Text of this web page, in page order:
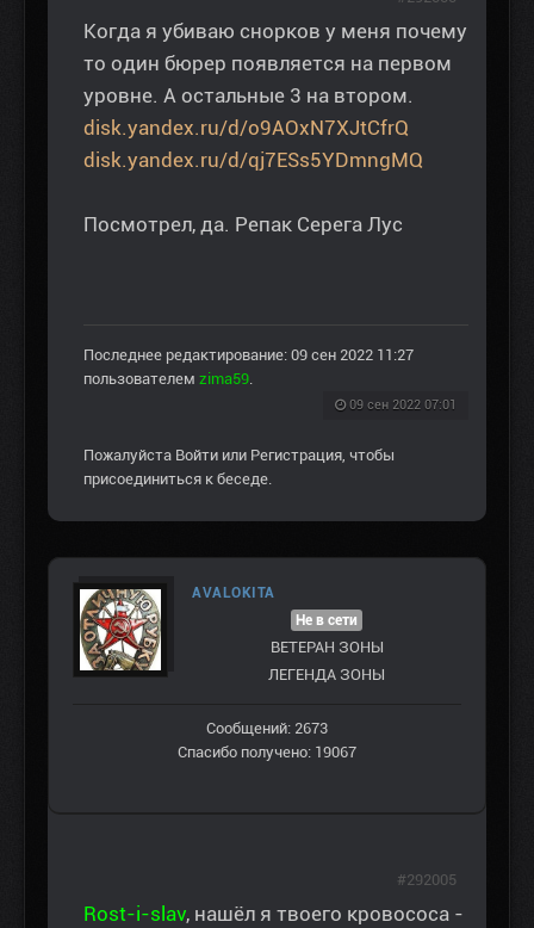
Когда я убиваю снорков у меня почему
то один бюрер появляется на первом
уровне. А остальные 3 на втором.
disk.yandex.ru/d/o9AOxN7XJtCfrQ
disk.yandex.ru/d/qj7ESs5YDmngMQ
Посмотрел, да. Репак Серега Лус
Последнее редактирование: 09 сен 2022 11:27
пользователем zima59.
09 сен 2022 07:01
Пожалуйста Войти или Регистрация, чтобы
присоединиться к беседе.
AVALOKITA
Не в сети
ВЕТЕРАН ЗOНЫ
ЛЕГЕНДА ЗОНЫ
Сообщений: 2673
Спасибо получено: 19067
Rost-i-slav, нашёл я твоего кровососа -
#292005